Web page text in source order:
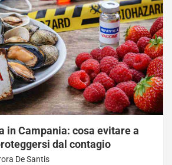
in Campania: cosa evitare a
dal contagio
De Santis